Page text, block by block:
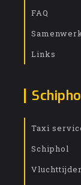
FAQ
Links
Taxi
Schiphol